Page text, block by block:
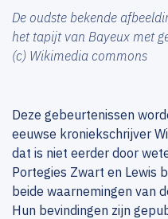
De oudste bekende
het tapijt van Bayeux met
(c) Wikimedia commons
Deze gebeurtenissen
eeuwse kroniekschrijver
dat is niet eerder door
Portegies Zwart en Lewis
beide waarnemingen van
Hun bevindingen zijn